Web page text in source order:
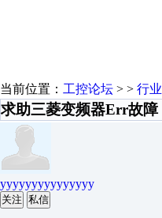
当前位置： 工控论坛 > > 行业
求助三菱变频器Err故障
yyyyyyyyyyyyyyy
关注 私信